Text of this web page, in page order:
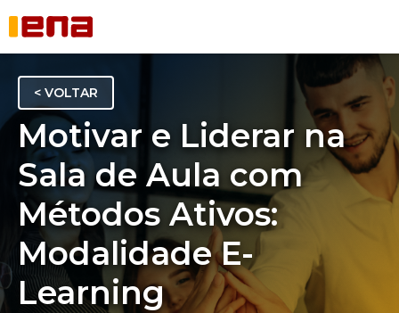
< VOLTAR
Motivar e Liderar na
Sala de Aula com
Métodos Ativos:
Modalidade E-
Learning